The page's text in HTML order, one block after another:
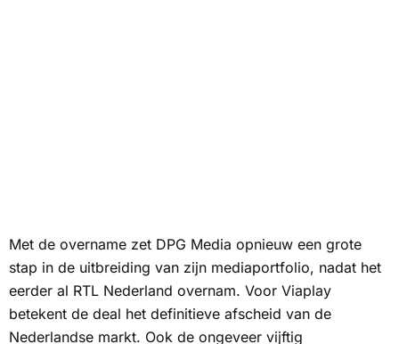
Met de overname zet DPG Media opnieuw een grote
stap in de uitbreiding van zijn mediaportfolio, nadat het
eerder al RTL Nederland overnam. Voor Viaplay
betekent de deal het definitieve afscheid van de
Nederlandse markt. Ook de ongeveer vijftig